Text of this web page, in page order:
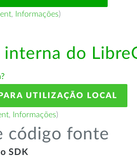
, Informações)
interna do
UTILIZAÇÃO LOCAL
, Informações)
código fonte
SDK